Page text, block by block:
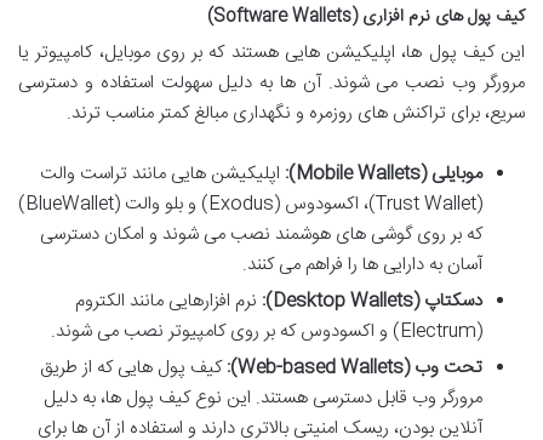
کیف پول های نرم افزاری (Software Wallets)
این کیف پول ها، اپلیکیشن هایی هستند که بر روی موبایل، کامپیوتر یا
مرورگر وب نصب می شوند. آن ها به دلیل سهولت استفاده و دسترسی
سریع، برای تراکنش های روزمره و نگهداری مبالغ کمتر مناسب ترند.
موبایلی (Mobile Wallets):
اپلیکیشن هایی مانند تراست والت
(Trust Wallet)، اکسودوس (Exodus) و بلو والت (BlueWallet)
که بر روی گوشی های هوشمند نصب می شوند و امکان دسترسی
آسان به دارایی ها را فراهم می کنند.
دسکتاپ (Desktop Wallets):
نرم افزارهایی مانند الکتروم
(Electrum) و اکسودوس که بر روی کامپیوتر نصب می شوند.
تحت وب (Web-based Wallets):
کیف پول هایی که از طریق
مرورگر وب قابل دسترسی هستند. این نوع کیف پول ها، به دلیل
آنلاین بودن، ریسک امنیتی بالاتری دارند و استفاده از آن ها برای